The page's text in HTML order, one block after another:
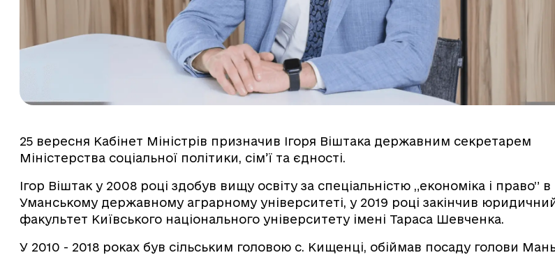
25 вересня Кабінет Міністрів призначив Ігоря Віштака державним секретарем
Міністерства соціальної політики, сім’ї та єдності.
Ігор Віштак у 2008 році здобув вищу освіту за спеціальністю „економіка і право” в
Уманському державному аграрному університеті, у 2019 році закінчив
факультет Київського національного університету імені Тараса Шевченка.
У 2010 - 2018 роках був сільським головою с. Кищенці, обіймав посаду голови